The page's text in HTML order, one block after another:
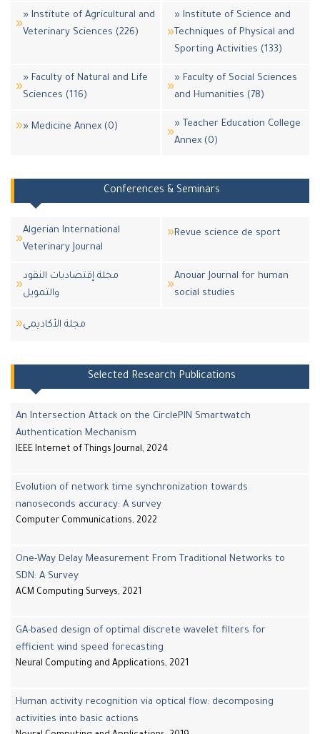
» Institute of Agricultural and
Veterinary Sciences (226)
» Institute of Science and
Techniques of Physical and
Sporting Activities (133)
» Faculty of Natural and Life
Sciences (116)
» Faculty of Social Sciences
and Humanities (78)
» Medicine Annex (0)
» Teacher Education College
Annex (0)
Conferences & Seminars
Algerian International
Veterinary Journal
Revue science de sport
مجلة إقتصاديات النقود
والتمويل
Anouar Journal for human
social studies
مجلة اﻷكاديمي
Selected Research Publications
An Intersection Attack on the CirclePIN Smartwatch
Authentication Mechanism
IEEE Internet of Things Journal, 2024
Evolution of network time synchronization towards
nanoseconds accuracy: A survey
Computer Communications, 2022
One-Way Delay Measurement From Traditional Networks to
SDN: A Survey
ACM Computing Surveys, 2021
GA-based design of optimal discrete wavelet filters for
efficient wind speed forecasting
Neural Computing and Applications, 2021
Human activity recognition via optical flow: decomposing
activities into basic actions